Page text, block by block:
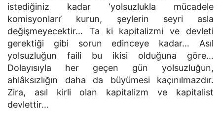
istediğiniz kadar ‘yolsuzlukla mücadele
komisyonları’ kurun, şeylerin seyri asla
değişmeyecektir… Ta ki kapitalizmi ve devleti
gerektiği gibi sorun edinceye kadar… Asıl
yolsuzluğun faili bu ikisi olduğuna göre…
Dolayısıyla her geçen gün yolsuzluğun,
ahlâksızlığın daha da büyümesi kaçınılmazdır.
Zira, asıl kirli olan kapitalizm ve kapitalist
devlettir…